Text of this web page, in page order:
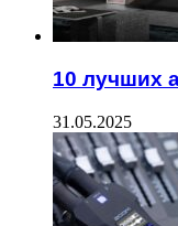
10 лучших
31.05.2025